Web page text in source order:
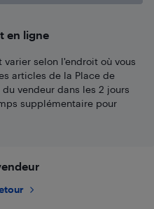
en ligne
selon l'endroit où vous
articles de la Place de
vendeur dans les 2 jours
supplémentaire pour